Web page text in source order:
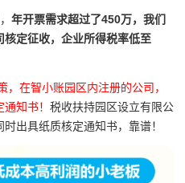
年开票需求超过了450万，我们
核定征收，企业所得税率低至
在智小账园区内注册的公司，
知书！ 税收扶持园区设立有限公
出具纸质核定通知书，靠谱！